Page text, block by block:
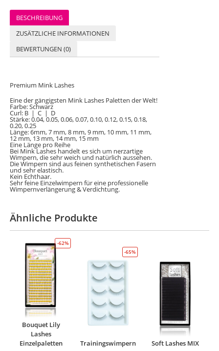
BESCHREIBUNG
ZUSÄTZLICHE INFORMATIONEN
BEWERTUNGEN (0)
Premium Mink Lashes
Eine der gängigsten Mink Lashes Paletten der Welt!
Farbe: Schwarz
Curl: B | C | D
Stärke: 0.04, 0.05, 0.06, 0.07, 0.10, 0.12, 0.15, 0.18,
0.20, 0.25
Länge: 6mm, 7 mm, 8 mm, 9 mm, 10 mm, 11 mm,
12 mm, 13 mm, 14 mm, 15 mm
Eine Länge pro Reihe
Bei Mink Lashes handelt es sich um nerzartige
Wimpern, die sehr weich und natürlich aussehen.
Die Wimpern sind aus feinen synthetischen Fasern
und sehr elastisch.
Kein Echthaar.
Sehr feine Einzelwimpern für eine professionelle
Wimpernverlängerung & Verdichtung.
Ähnliche Produkte
-62%
Bouquet Lily
Lashes
Einzelpaletten
-65%
Trainingswimpern Soft Lashes MIX